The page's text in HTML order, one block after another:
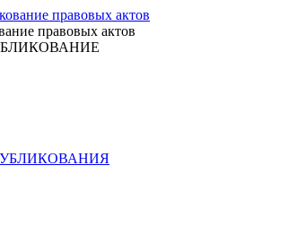
правовых актов